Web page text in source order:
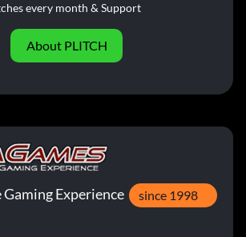
every month & Support
About PLITCH
Experience since 1998